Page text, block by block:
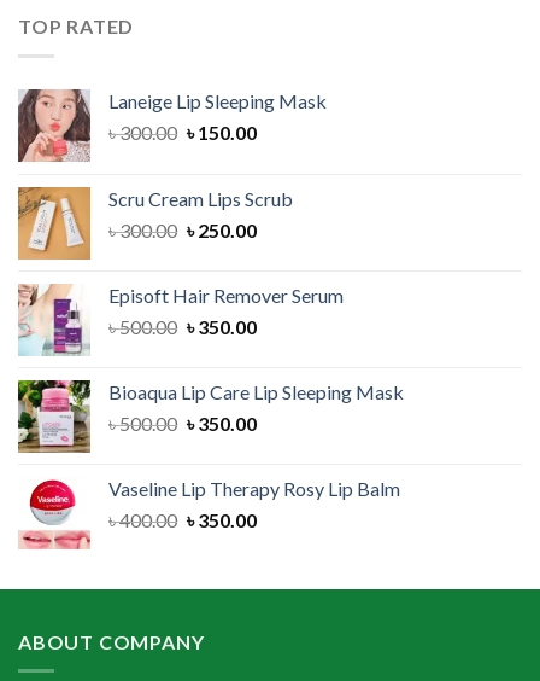
TOP RATED
Laneige Lip Sleeping Mask
৳300.00 Original
৳ 300.00.
৳150.00Current
৳ 150.00.
Scru Cream Lips Scrub
৳300.00 Original
৳ 300.00.
৳250.00Current
৳ 250.00.
Episoft Hair Remover Serum
৳500.00 Original
৳ 500.00.
৳350.00Current
৳ 350.00.
Bioaqua Lip Care Lip Sleeping Mask
৳500.00 Original
৳ 500.00.
৳350.00Current
৳ 350.00.
Vaseline Lip Therapy Rosy Lip Balm
৳400.00 Original
৳ 400.00.
৳350.00Current
৳ 350.00.
ABOUT COMPANY